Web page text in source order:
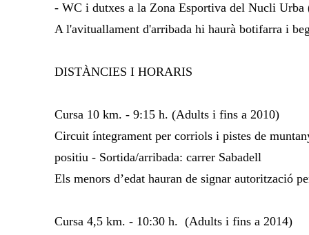
- WC i dutxes a la Zona Esportiva del Nucli Urba
A l'avituallament d'arribada hi haurà botifarra i
DISTÀNCIES I HORARIS
Cursa 10 km. - 9:15 h. (Adults i fins a 2010)
Circuit íntegrament per corriols i pistes de
positiu - Sortida/arribada: carrer Sabadell
Els menors d’edat hauran de signar autorització
Cursa 4,5 km. - 10:30 h. (Adults i fins a 2014)